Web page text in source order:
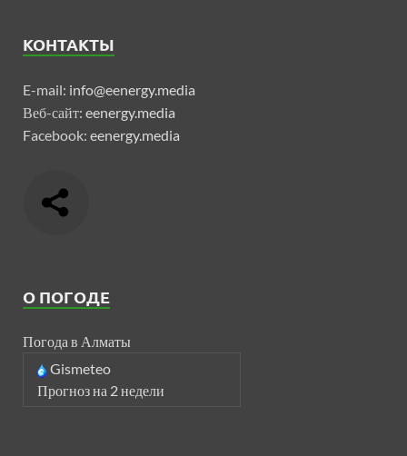
КОНТАКТЫ
E-mail: info@eenergy.media
Веб-сайт: eenergy.media
Facebook: eenergy.media
О ПОГОДЕ
Погода в Алматы
Gismeteo
Прогноз на 2 недели